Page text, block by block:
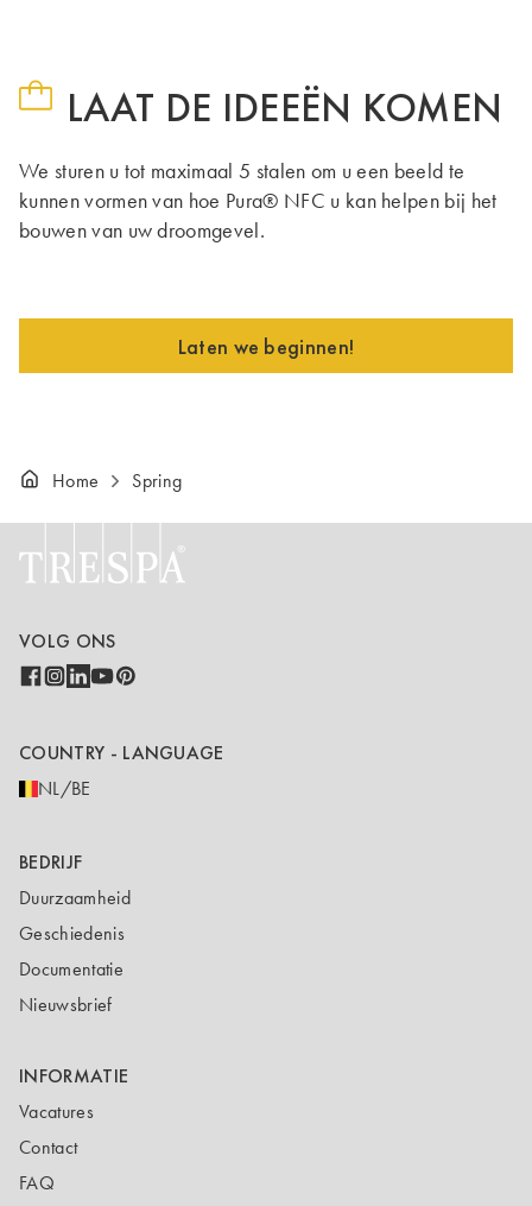
LAAT DE IDEEËN KOMEN
We sturen u tot maximaal 5 stalen om u een beeld te
kunnen vormen van hoe Pura® NFC u kan helpen bij het
bouwen van uw droomgevel.
Laten we beginnen!
Home Spring
VOLG ONS
COUNTRY - LANGUAGE
NL/BE
BEDRIJF
Duurzaamheid
Geschiedenis
Documentatie
Nieuwsbrief
INFORMATIE
Vacatures
Contact
FAQ